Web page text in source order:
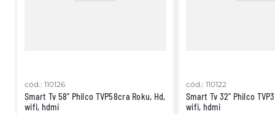
cód.: 110126
Smart Tv 58” Philco TVP58cra Roku, Hd,
wifi, hdmi
cód.: 110122
Smart Tv 32” Philco
wifi, hdmi